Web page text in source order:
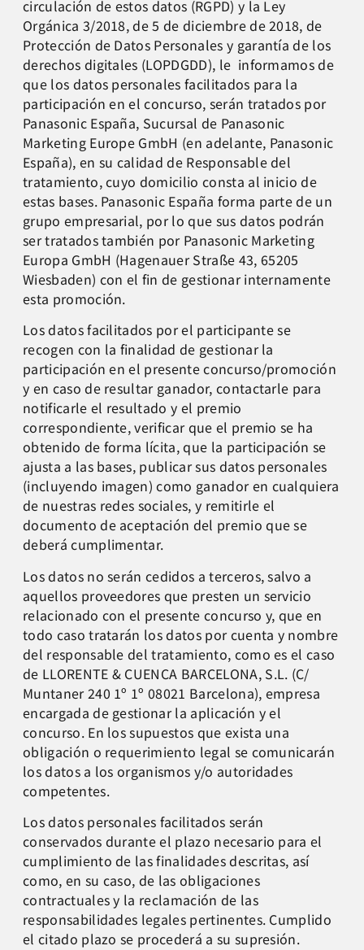
circulación de estos datos (RGPD) y la Ley
Orgánica 3/2018, de 5 de diciembre de 2018, de
Protección de Datos Personales y garantía de los
derechos digitales (LOPDGDD), le informamos de
que los datos personales facilitados para la
participación en el concurso, serán tratados por
Panasonic España, Sucursal de Panasonic
Marketing Europe GmbH (en adelante, Panasonic
España), en su calidad de Responsable del
tratamiento, cuyo domicilio consta al inicio de
estas bases. Panasonic España forma parte de un
grupo empresarial, por lo que sus datos podrán
ser tratados también por Panasonic Marketing
Europa GmbH (Hagenauer Straße 43, 65205
Wiesbaden) con el fin de gestionar internamente
esta promoción.
Los datos facilitados por el participante se
recogen con la finalidad de gestionar la
participación en el presente concurso/promoción
y en caso de resultar ganador, contactarle para
notificarle el resultado y el premio
correspondiente, verificar que el premio se ha
obtenido de forma lícita, que la participación se
ajusta a las bases, publicar sus datos personales
(incluyendo imagen) como ganador en cualquiera
de nuestras redes sociales, y remitirle el
documento de aceptación del premio que se
deberá cumplimentar.
Los datos no serán cedidos a terceros, salvo a
aquellos proveedores que presten un servicio
relacionado con el presente concurso y, que en
todo caso tratarán los datos por cuenta y nombre
del responsable del tratamiento, como es el caso
de LLORENTE & CUENCA BARCELONA, S.L. (C/
Muntaner 240 1º 1º 08021 Barcelona), empresa
encargada de gestionar la aplicación y el
concurso. En los supuestos que exista una
obligación o requerimiento legal se comunicarán
los datos a los organismos y/o autoridades
competentes.
Los datos personales facilitados serán
conservados durante el plazo necesario para el
cumplimiento de las finalidades descritas, así
como, en su caso, de las obligaciones
contractuales y la reclamación de las
responsabilidades legales pertinentes. Cumplido
el citado plazo se procederá a su supresión.